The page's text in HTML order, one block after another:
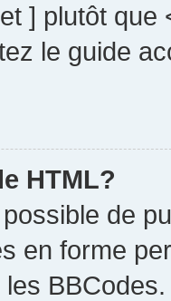
] plutôt que
le guide
HTML?
possible de
en forme
BBCodes.